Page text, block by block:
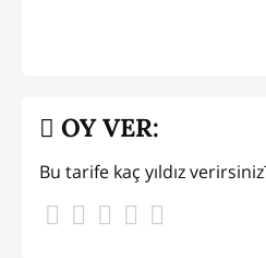
OY VER:
Bu tarife kaç yıldız